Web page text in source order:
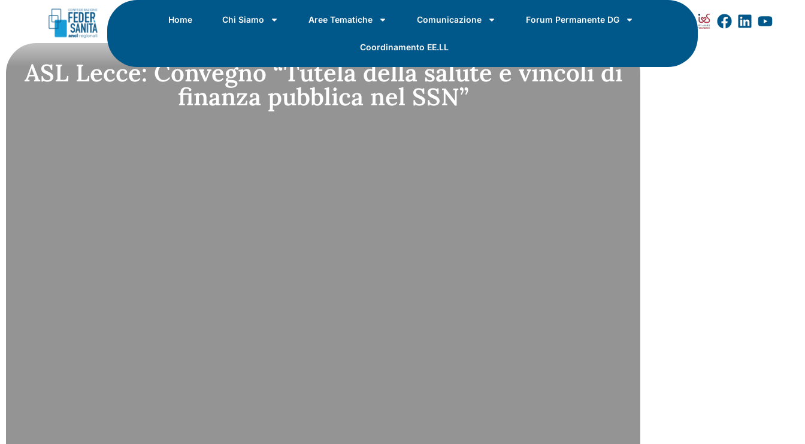
Home Chi Siamo Aree Tematiche Comunicazione Forum Permanente DG
Coordinamento EE.LL
ASL Lecce: Convegno “Tutela della salute e vincoli di
finanza pubblica nel SSN”